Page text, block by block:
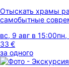
Отыскать храмы
самобытные
вс, 9 авг в 15:00пн,
33 €
за одного